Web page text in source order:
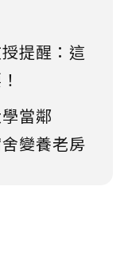
提醒：這
當鄰
變養老房